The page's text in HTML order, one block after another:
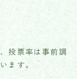
投票率は事前調
ます。